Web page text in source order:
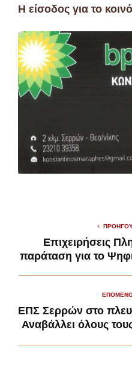
Η είσοδος για το
Επιχειρήσεις
παράταση για το
ΕΠΣ Σερρών στο
Αναβάλλει όλους